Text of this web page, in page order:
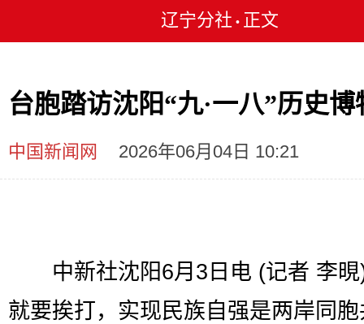
辽宁分社 • 正文
台胞踏访沈阳“九·一八”历史博
中国新闻网 2026年06月04日 10:21
中新社沈阳6月3日电 (记者 李晛
就要挨打，实现民族自强是两岸同